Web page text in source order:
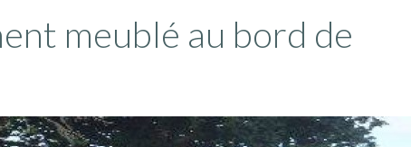
meublé au bord de